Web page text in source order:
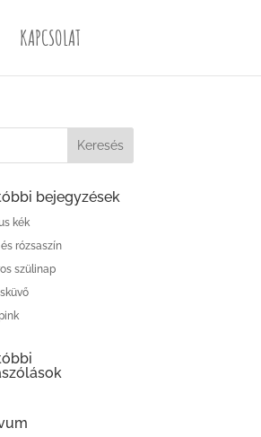
KAPCSOLAT
bejegyzések
kék
rózsaszín
szülinap